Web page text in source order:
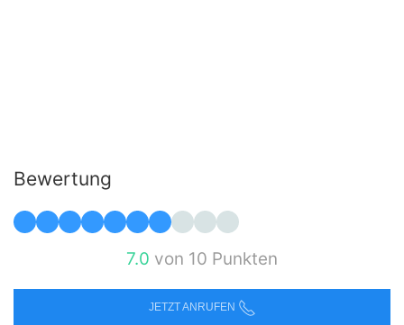
Bewertung
7.0 von 10 Punkten
JETZT ANRUFEN